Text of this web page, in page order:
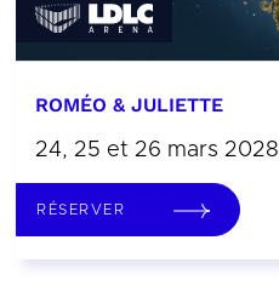
ROMÉO & JULIETTE
24, 25 et 26 mars 2028
RÉSERVER